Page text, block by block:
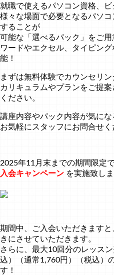
就職で使えるパソコン資格、
様々な場面で必要となるパソ
することが
可能な「選べるパック」をご用
ワードやエクセル、タイピン
能！
まずは無料体験でカウンセリ
カリキュラムやプランをご提
ください。
講座内容やパック内容が気にな
お気軽にスタッフにお問合せく
2025年11月末までの期間限定で
入会キャンペーン を実施致しま
期間中、ご入会いただきますと
きにさせていただきます。
さらに、最大10回分のレッス
込）（通常1,760円）（税込）
す！